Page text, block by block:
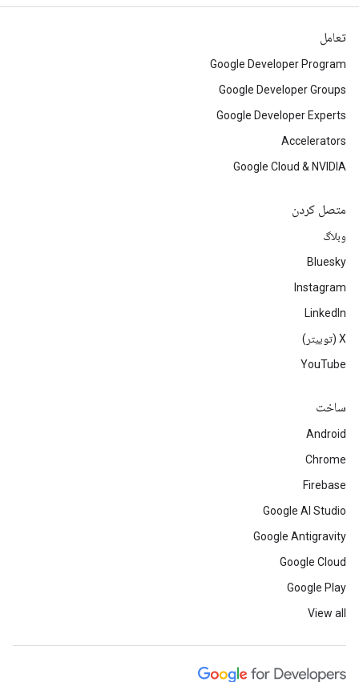
تعامل
Google Developer Program
Google Developer Groups
Google Developer Experts
Accelerators
Google Cloud & NVIDIA
متصل کردن
وبلاگ
Bluesky
Instagram
LinkedIn
‫X (توییتر)
YouTube
ساخت
Android
Chrome
Firebase
Google AI Studio
Google Antigravity
Google Cloud
Google Play
View all